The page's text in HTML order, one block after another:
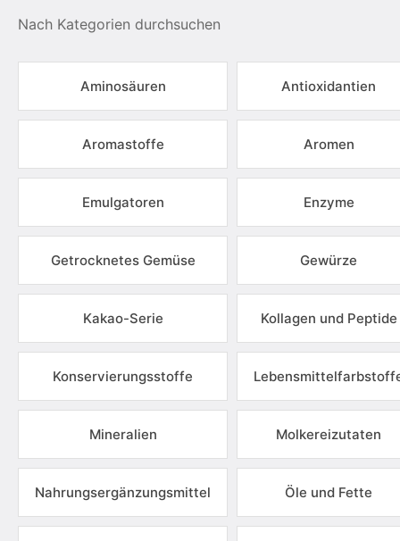
Nach Kategorien durchsuchen
Aminosäuren Antioxidantien
Aromastoffe Aromen
Emulgatoren Enzyme
Getrocknetes Gemüse Gewürze
Kakao-Serie Kollagen und Peptide
Konservierungsstoffe
Mineralien Molkereizutaten
Nahrungsergänzungsmittel Öle und Fette